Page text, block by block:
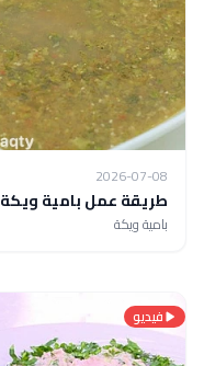
2026-07-08
طريقة عمل بامية ويكة
بامية ويكة
فيديو